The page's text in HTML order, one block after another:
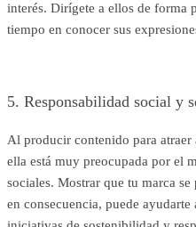
interés. Dirígete a ellos de forma
tiempo en conocer sus
5. Responsabilidad social y
Al producir contenido para atraer
ella está muy preocupada por el
sociales. Mostrar que tu marca
en consecuencia, puede